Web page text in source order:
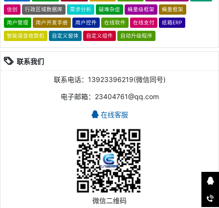
信创 行政区域数据库 需求分析 疑难杂症 蝇量级框架 蝇量框架
用户管理 用户开发手册 用户控件 在线软件 在线支付 纸箱ERP
智能语音收款机 自定义窗体 自定义组件 自动升级程序
联系我们
联系电话：13923396219(微信同号)
电子邮箱：23404761@qq.com
在线客服
微信二维码